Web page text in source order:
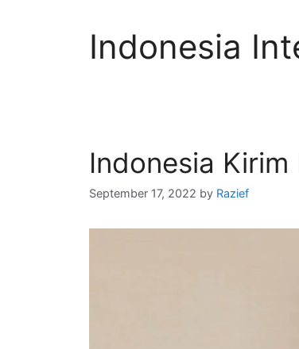
Indonesia
Indonesia
September 17, 2022 by Razief